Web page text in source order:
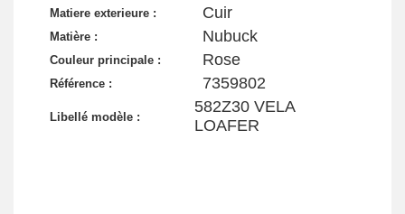
Matiere exterieure : Cuir
Matière : Nubuck
Couleur principale : Rose
Référence : 7359802
Libellé modèle :
582Z30 VELA
LOAFER